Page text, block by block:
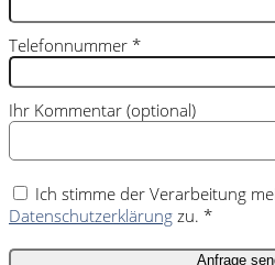
Telefonnummer *
Ihr Kommentar (optional)
Ich stimme der Verarbeitung
Datenschutzerklärung zu. *